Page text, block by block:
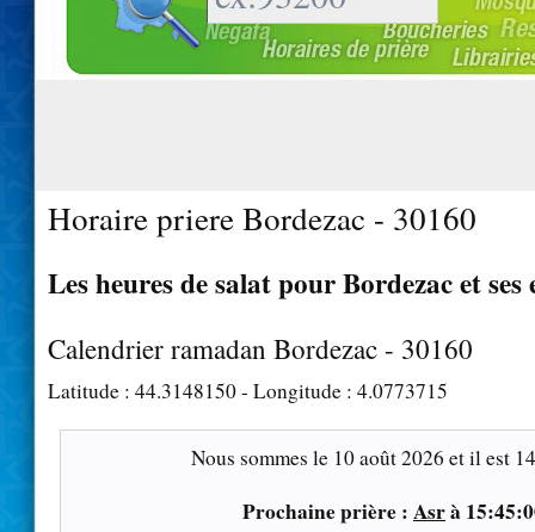
Horaire priere Bordezac - 30160
Les heures de salat pour Bordezac et ses
Calendrier ramadan Bordezac - 30160
Latitude : 44.3148150- Longitude : 4.0773715
Nous sommes le 10 août 2026 et il est
Prochaine prière : Asrà